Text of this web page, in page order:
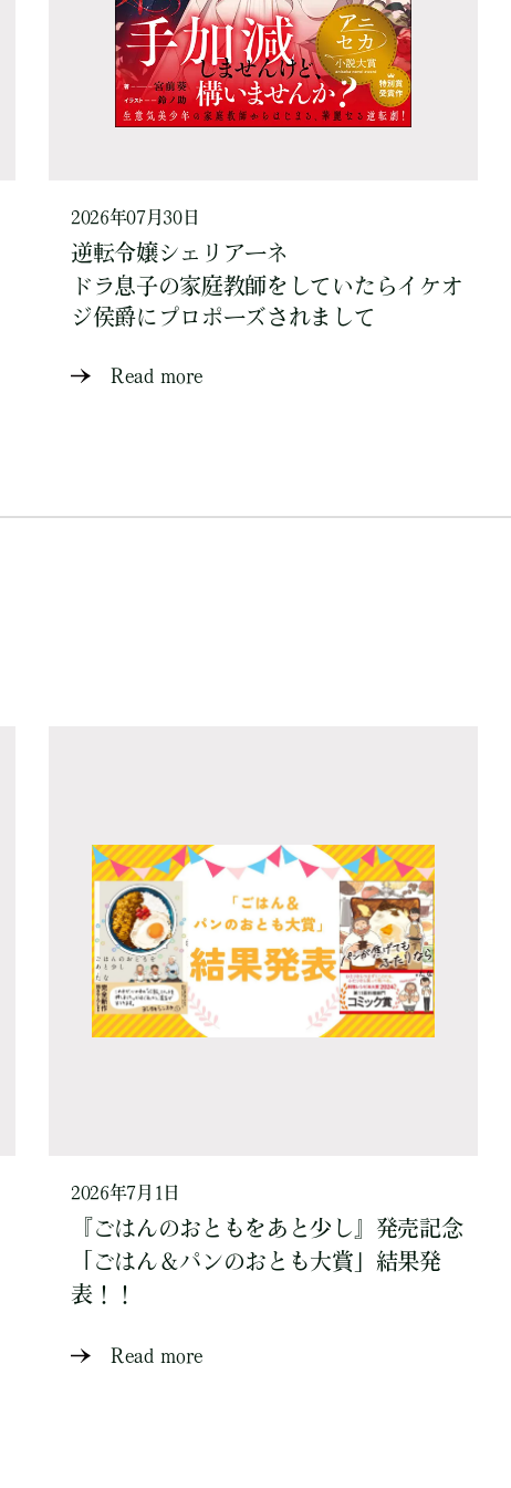
2026年07月30日
逆転令嬢シェリアーネ
ドラ息子の家庭教師をしていたらイケオ
ジ侯爵にプロポーズされまして
Read more
2026年7月1日
『ごはんのおともをあと少し』発売記念
「ごはん＆パンのおとも大賞」結果発
表！！
Read more